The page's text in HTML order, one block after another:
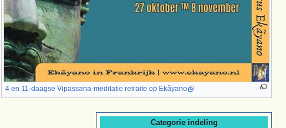
4 en 11-daagse Vipassana-meditatie retraite op Ekãyano
Categorie indeling